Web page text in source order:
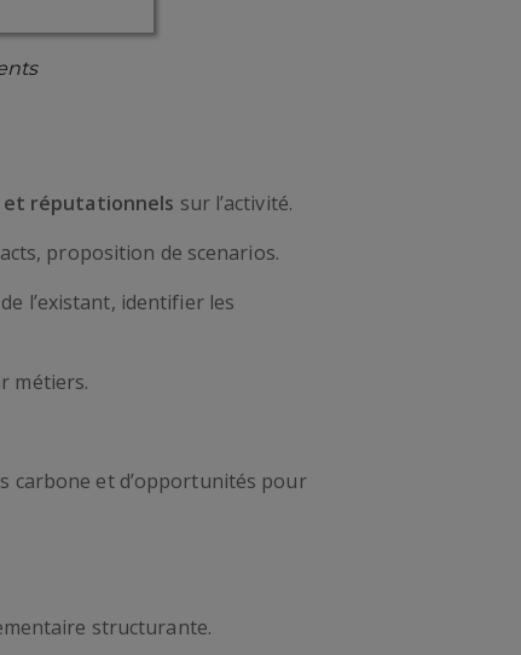
et réputationnels sur l’activité.
proposition de scenarios.
l’existant, identifier les
métiers.
carbone et d’opportunités pour
structurante.